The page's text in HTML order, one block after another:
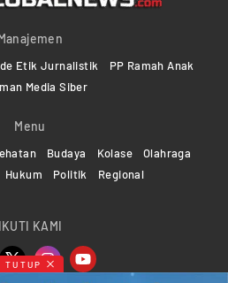
Manajemen
Etik Jurnalistik
PP Ramah Anak
Media Siber
Menu
Budaya Kolase
Olahraga
Hukum Politik Regional
IKUTI KAMI
TUTUP